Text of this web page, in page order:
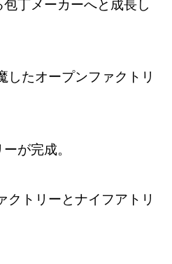
丁メーカーへと成長し
したオープンファクトリ
が完成。
クトリーとナイフアトリ